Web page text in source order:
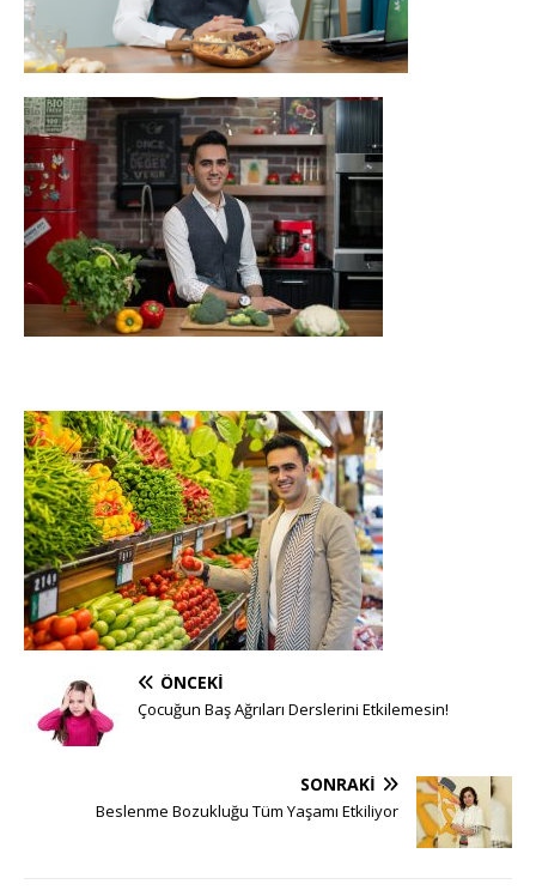
ÖNCEKI
Çocuğun Baş Ağrıları Derslerini Etkilemesin!
SONRAKI
Beslenme Bozukluğu Tüm Yaşamı Etkiliyor